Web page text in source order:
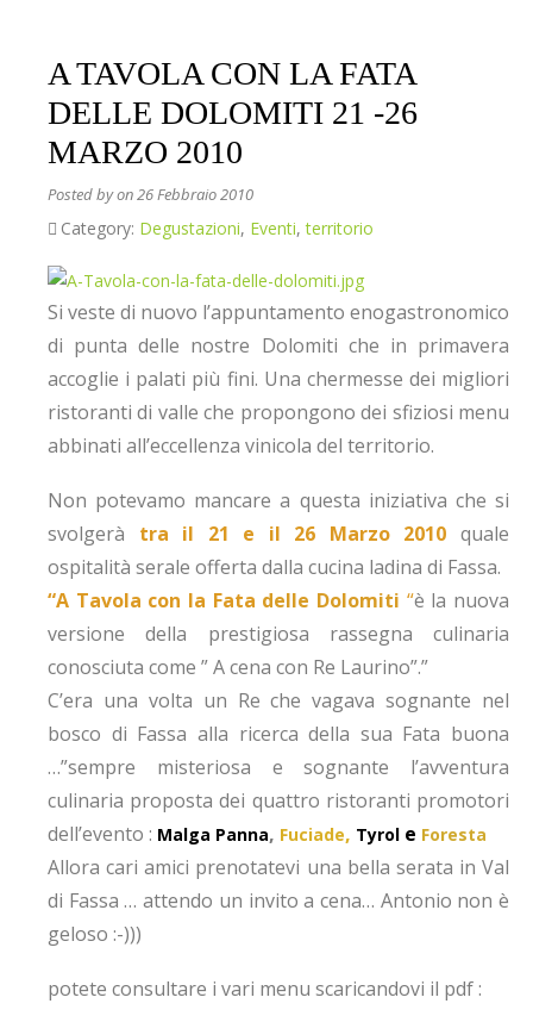
A TAVOLA CON LA FATA
DELLE DOLOMITI 21 -26
MARZO 2010
Posted byon 26 Febbraio 2010
Category: Degustazioni, Eventi,territorio
Si veste di nuovo l’appuntamento enogastronomico
di punta delle nostre Dolomiti che in primavera
accoglie i palati più fini. Una chermesse dei migliori
ristoranti di valle che propongono dei sfiziosi menu
abbinati all’eccellenza vinicola del territorio.
Non potevamo mancare a questa iniziativa che si
svolgerà tra il 21 e il 26 Marzo 2010 quale
ospitalità serale offerta dalla cucina ladina di Fassa.
“A Tavola con la Fata delle Dolomiti “è la nuova
versione della prestigiosa rassegna culinaria
conosciuta come ” A cena con Re Laurino”.”
C’era una volta un Re che vagava sognante nel
bosco di Fassa alla ricerca della sua Fata buona
…”sempre misteriosa e sognante l’avventura
culinaria proposta dei quattro ristoranti promotori
dell’evento : Malga Panna, Fuciade, Tyrol e Foresta
Allora cari amici prenotatevi una bella serata in Val
di Fassa … attendo un invito a cena… Antonio non è
geloso :-)))
potete consultare i vari menu scaricandovi il pdf :